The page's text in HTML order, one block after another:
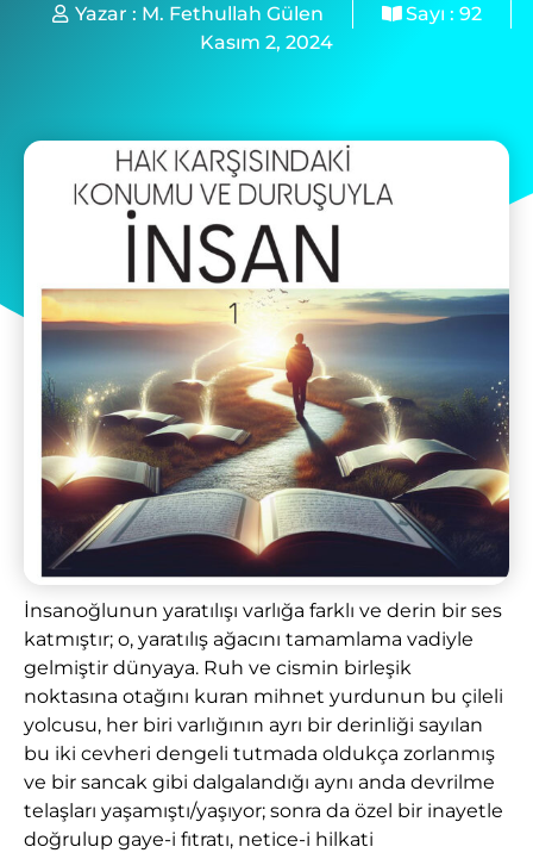
Yazar : M. Fethullah Gülen Sayı : 92
Kasım 2, 2024
İnsanoğlunun yaratılışı varlığa farklı ve derin bir ses
katmıştır; o, yaratılış ağacını tamamlama vadiyle
gelmiştir dünyaya. Ruh ve cismin birleşik
noktasına otağını kuran mihnet yurdunun bu çileli
yolcusu, her biri varlığının ayrı bir derinliği sayılan
bu iki cevheri dengeli tutmada oldukça zorlanmış
ve bir sancak gibi dalgalandığı aynı anda devrilme
telaşları yaşamıştı/yaşıyor; sonra da özel bir inayetle
doğrulup gaye-i fıtratı, netice-i hilkati